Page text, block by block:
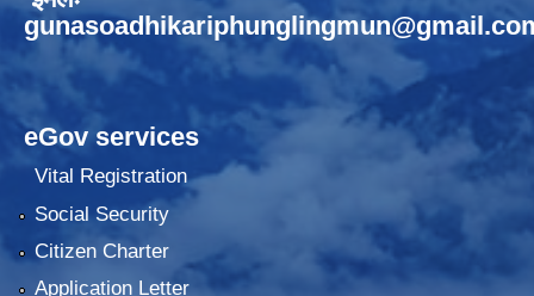
eGov services
Vital Registration
Social Security
Citizen Charter
Application Letter